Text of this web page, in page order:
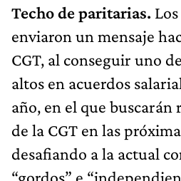
Techo de paritarias.
enviaron un mensaje
CGT, al conseguir uno
altos en acuerdos
año, en el que
de la CGT en las
desafiando a la actual
“gordos” e